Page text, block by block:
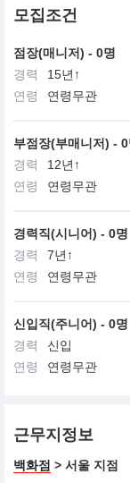
련된 장인의 손끝으
신이 바로 명품 브
모집조건
점장(매니저) - 0명
경력
15년↑
연령
연령무관
부점장(부매니저) - 0
경력
12년↑
연령
연령무관
경력직(시니어) - 0명
경력
7년↑
연령
연령무관
신입직(주니어) - 0명
경력
신입
연령
연령무관
근무지정보
백화점 > 서울 지점